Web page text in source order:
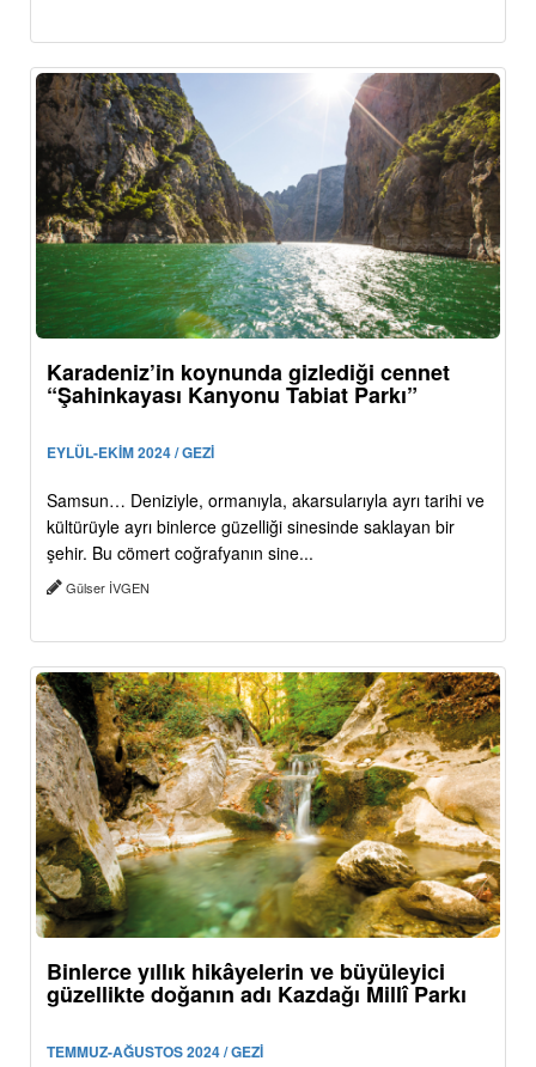
Karadeniz’in koynunda gizlediği cennet
“Şahinkayası Kanyonu Tabiat Parkı”
EYLÜL-EKİM 2024 / GEZİ
Samsun… Deniziyle, ormanıyla, akarsularıyla ayrı tarihi ve
kültürüyle ayrı binlerce güzelliği sinesinde saklayan bir
şehir. Bu cömert coğrafyanın sine...
Gülser İVGEN
Binlerce yıllık hikâyelerin ve büyüleyici
güzellikte doğanın adı Kazdağı Millî Parkı
TEMMUZ-AĞUSTOS 2024 / GEZİ